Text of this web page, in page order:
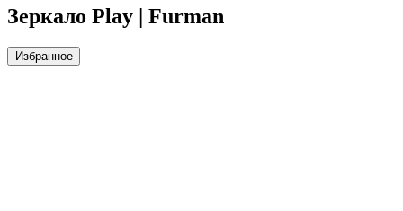
Зеркало Play | Furman
Избранное